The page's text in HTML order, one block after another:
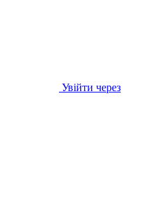
Увійти через